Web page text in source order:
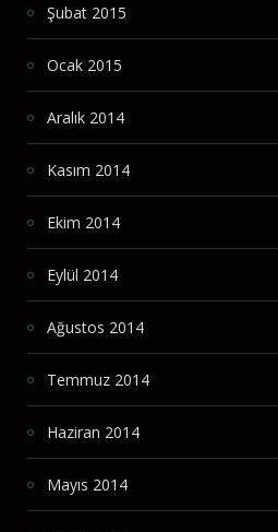
Şubat 2015
Ocak 2015
Aralık 2014
Kasım 2014
Ekim 2014
Eylül 2014
Ağustos 2014
Temmuz 2014
Haziran 2014
Mayıs 2014